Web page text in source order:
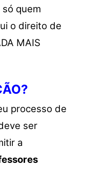
quem
o direito de
MAIS
processo de
ser
a